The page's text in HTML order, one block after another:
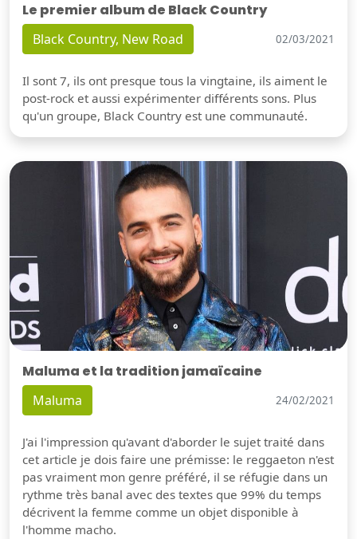
Le premier album de Black Country
Black Country, New Road 02/03/2021
Il sont 7, ils ont presque tous la vingtaine, ils aiment le
post-rock et aussi expérimenter différents sons. Plus
qu'un groupe, Black Country est une communauté.
Maluma et la tradition jamaïcaine
Maluma 24/02/2021
J'ai l'impression qu'avant d'aborder le sujet traité dans
cet article je dois faire une prémisse: le reggaeton n'est
pas vraiment mon genre préféré, il se réfugie dans un
rythme très banal avec des textes que 99% du temps
décrivent la femme comme un objet disponible à
l'homme macho.